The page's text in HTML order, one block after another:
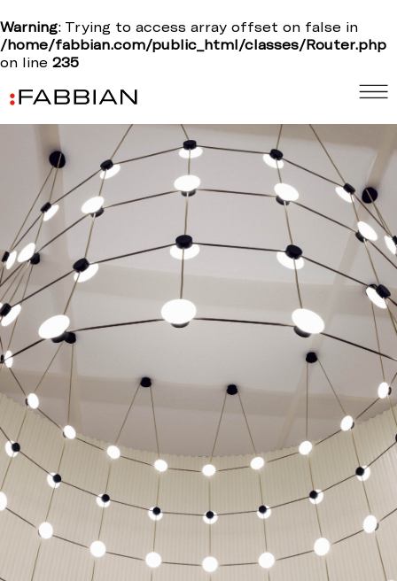
Warning: Trying to access array offset on false in
/home/fabbian.com/public_html/classes/Router.php
on line 235